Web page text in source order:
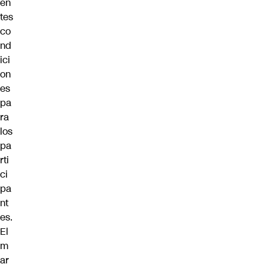
tes
co
nd
ici
on
es
pa
ra
los
pa
rti
ci
pa
nt
es.
El
m
ar